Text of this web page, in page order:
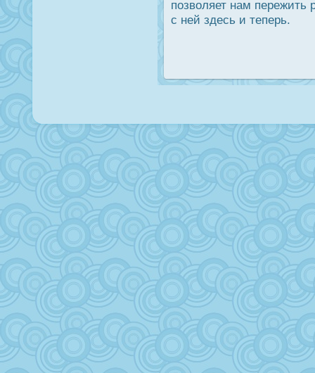
позволяет нам пережить
с ней здесь и теперь.